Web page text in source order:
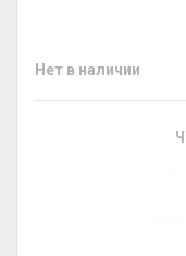
Нет в наличии